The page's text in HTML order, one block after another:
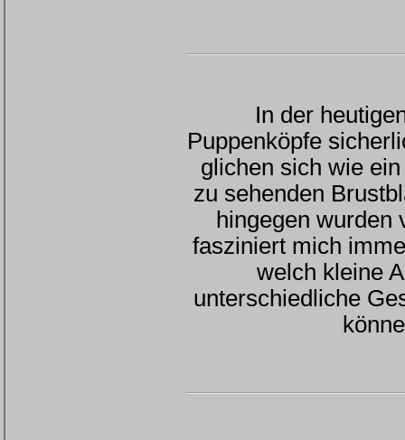
In der
Puppenköpfe
glichen sich wie
zu sehenden
hingegen wurden
fasziniert mich
welch kleine
unterschiedliche